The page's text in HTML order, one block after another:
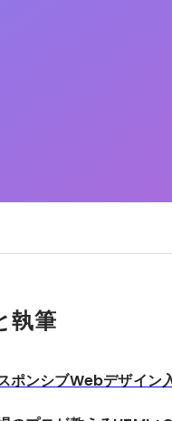
執筆
ポンシブWebデザイン